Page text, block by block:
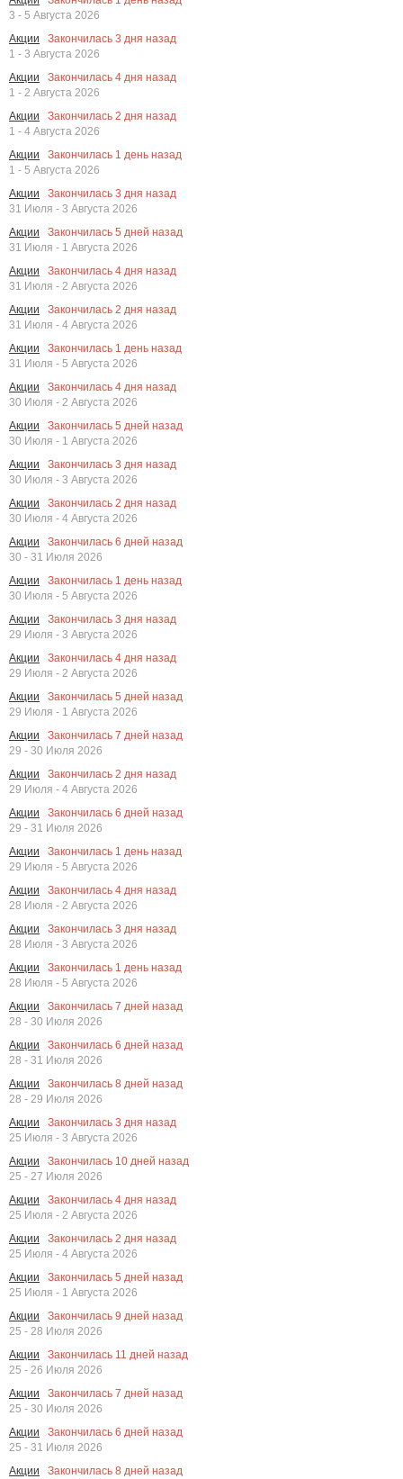
3 - 5 Августа 2026
Акции
Закончилась 3 дня назад
1 - 3 Августа 2026
Акции
Закончилась 4 дня назад
1 - 2 Августа 2026
Акции
Закончилась 2 дня назад
1 - 4 Августа 2026
Акции
Закончилась 1 день назад
1 - 5 Августа 2026
Акции
Закончилась 3 дня назад
31 Июля - 3 Августа 2026
Акции
Закончилась 5 дней назад
31 Июля - 1 Августа 2026
Акции
Закончилась 4 дня назад
31 Июля - 2 Августа 2026
Акции
Закончилась 2 дня назад
31 Июля - 4 Августа 2026
Акции
Закончилась 1 день назад
31 Июля - 5 Августа 2026
Акции
Закончилась 4 дня назад
30 Июля - 2 Августа 2026
Акции
Закончилась 5 дней назад
30 Июля - 1 Августа 2026
Акции
Закончилась 3 дня назад
30 Июля - 3 Августа 2026
Акции
Закончилась 2 дня назад
30 Июля - 4 Августа 2026
Акции
Закончилась 6 дней назад
30 - 31 Июля 2026
Акции
Закончилась 1 день назад
30 Июля - 5 Августа 2026
Акции
Закончилась 3 дня назад
29 Июля - 3 Августа 2026
Акции
Закончилась 4 дня назад
29 Июля - 2 Августа 2026
Акции
Закончилась 5 дней назад
29 Июля - 1 Августа 2026
Акции
Закончилась 7 дней назад
29 - 30 Июля 2026
Акции
Закончилась 2 дня назад
29 Июля - 4 Августа 2026
Акции
Закончилась 6 дней назад
29 - 31 Июля 2026
Акции
Закончилась 1 день назад
29 Июля - 5 Августа 2026
Акции
Закончилась 4 дня назад
28 Июля - 2 Августа 2026
Акции
Закончилась 3 дня назад
28 Июля - 3 Августа 2026
Акции
Закончилась 1 день назад
28 Июля - 5 Августа 2026
Акции
Закончилась 7 дней назад
28 - 30 Июля 2026
Акции
Закончилась 6 дней назад
28 - 31 Июля 2026
Акции
Закончилась 8 дней назад
28 - 29 Июля 2026
Акции
Закончилась 3 дня назад
25 Июля - 3 Августа 2026
Акции
Закончилась 10 дней назад
25 - 27 Июля 2026
Акции
Закончилась 4 дня назад
25 Июля - 2 Августа 2026
Акции
Закончилась 2 дня назад
25 Июля - 4 Августа 2026
Акции
Закончилась 5 дней назад
25 Июля - 1 Августа 2026
Акции
Закончилась 9 дней назад
25 - 28 Июля 2026
Акции
Закончилась 11 дней назад
25 - 26 Июля 2026
Акции
Закончилась 7 дней назад
25 - 30 Июля 2026
Акции
Закончилась 6 дней назад
25 - 31 Июля 2026
Акции
Закончилась 8 дней назад